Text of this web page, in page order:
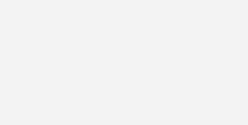
Verbands Deutscher Maschinen- und
noch circa 15 Prozent der gesamten
lange versucht man daher von Seiten der
energiesparender Kältemaschinen
Einen immer größer werdenden Beitrag